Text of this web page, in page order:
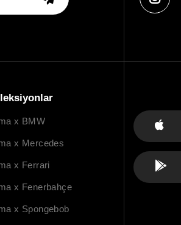
x BMW
x Mercedes
x Ferrari
x Fenerbahçe
x Spongebob